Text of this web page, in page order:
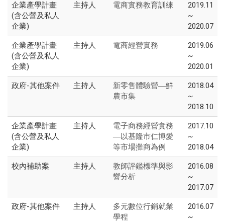
企業產學計畫
(含公營及私人
企業)
主持人 電商實務教育訓練
2019.11
~
2020.07
企業產學計畫
(含公營及私人
企業)
主持人 電商經營實務
2019.06
~
2020.01
政府-其他案件 主持人
新零售體驗營—鮮
農市集
2018.04
~
2018.10
企業產學計畫
(含公營及私人
企業)
主持人
電子商務經營實務
—以基隆市仁博愛
等市場攤商為例
2017.10
~
2018.04
校內補助案 主持人
教師評鑑標準與影
響分析
2016.08
~
2017.07
政府-其他案件 主持人
多元數位行銷就業
學程
2016.07
~